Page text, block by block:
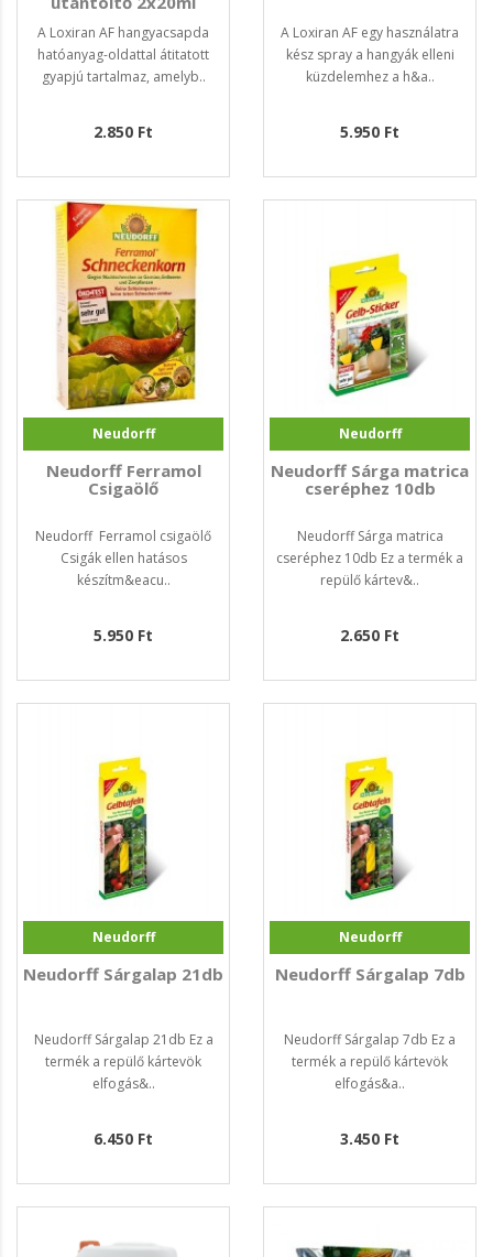
A Loxiran AF hangyacsapda
hatóanyag-oldattal átitatott
gyapjú tartalmaz, amelyb..
2.850 Ft
A Loxiran AF egy használatra
kész spray a hangyák elleni
küzdelemhez a h&a..
5.950 Ft
Neudorff
Neudorff Ferramol
Csigaölő
Neudorff Ferramol csigaölő
Csigák ellen hatásos
készítm&eacu..
5.950 Ft
Neudorff
Neudorff Sárga matrica
cseréphez 10db
Neudorff Sárga matrica
cseréphez 10db Ez a termék a
repülő kártev&..
2.650 Ft
Neudorff
Neudorff Sárgalap 21db
Neudorff Sárgalap 21db Ez a
termék a repülő kártevök
elfogás&..
6.450 Ft
Neudorff
Neudorff Sárgalap 7db
Neudorff Sárgalap 7db Ez a
termék a repülő kártevök
elfogás&a..
3.450 Ft